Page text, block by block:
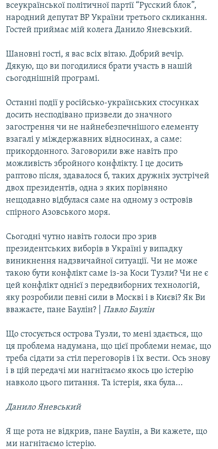
всеукраїнської політичної партії “Русский блок”,
народний депутат ВР України третього скликання.
Гостей приймає мій колега Данило Яневський.
Шановні гості, я вас всіх вітаю. Добрий вечір.
Дякую, що ви погодилися брати участь в нашій
сьогоднішній програмі.
Останні події у російсько-українських стосунках
досить несподівано призвели до значного
загострення чи не найнебезпечнішого елементу
взагалі у міждержавних відносинах, а саме:
прикордонного. Заговорили вже навіть про
можливість збройного конфлікту. І це досить
раптово після, здавалося б, таких дружніх зустрічей
двох президентів, одна з яких порівняно
нещодавно відбулася саме на одному з островів
спірного Азовського моря.
Сьогодні чутно навіть голоси про зрив
президентських виборів в Україні у випадку
виникнення надзвичайної ситуації. Чи не може
такою бути конфлікт саме із-за Коси Тузли? Чи не є
цей конфлікт однієї з передвиборних технологій,
яку розробили певні сили в Москві і в Києві? Як Ви
вважаєте, пане Баулін? | Павло Баулін
Що стосується острова Тузли, то мені здається, що
ця проблема надумана, що цієї проблеми немає, що
треба сідати за стіл переговорів і їх вести. Ось знову
і в цій передачі ми нагнітаємо якось цю істерію
навколо цього питання. Та істерія, яка була...
Данило Яневський
Я ще рота не відкрив, пане Баулін, а Ви кажете, що
ми нагнітаємо істерію.